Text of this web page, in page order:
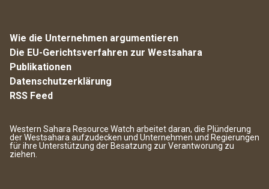
Wie die Unternehmen argumentieren
Die EU-Gerichtsverfahren zur Westsahara
Publikationen
Datenschutzerklärung
RSS Feed
Western Sahara Resource Watch arbeitet daran, die Plünderung
der Westsahara aufzudecken und Unternehmen und Regierungen
für ihre Unterstützung der Besatzung zur Verantworung zu
ziehen.